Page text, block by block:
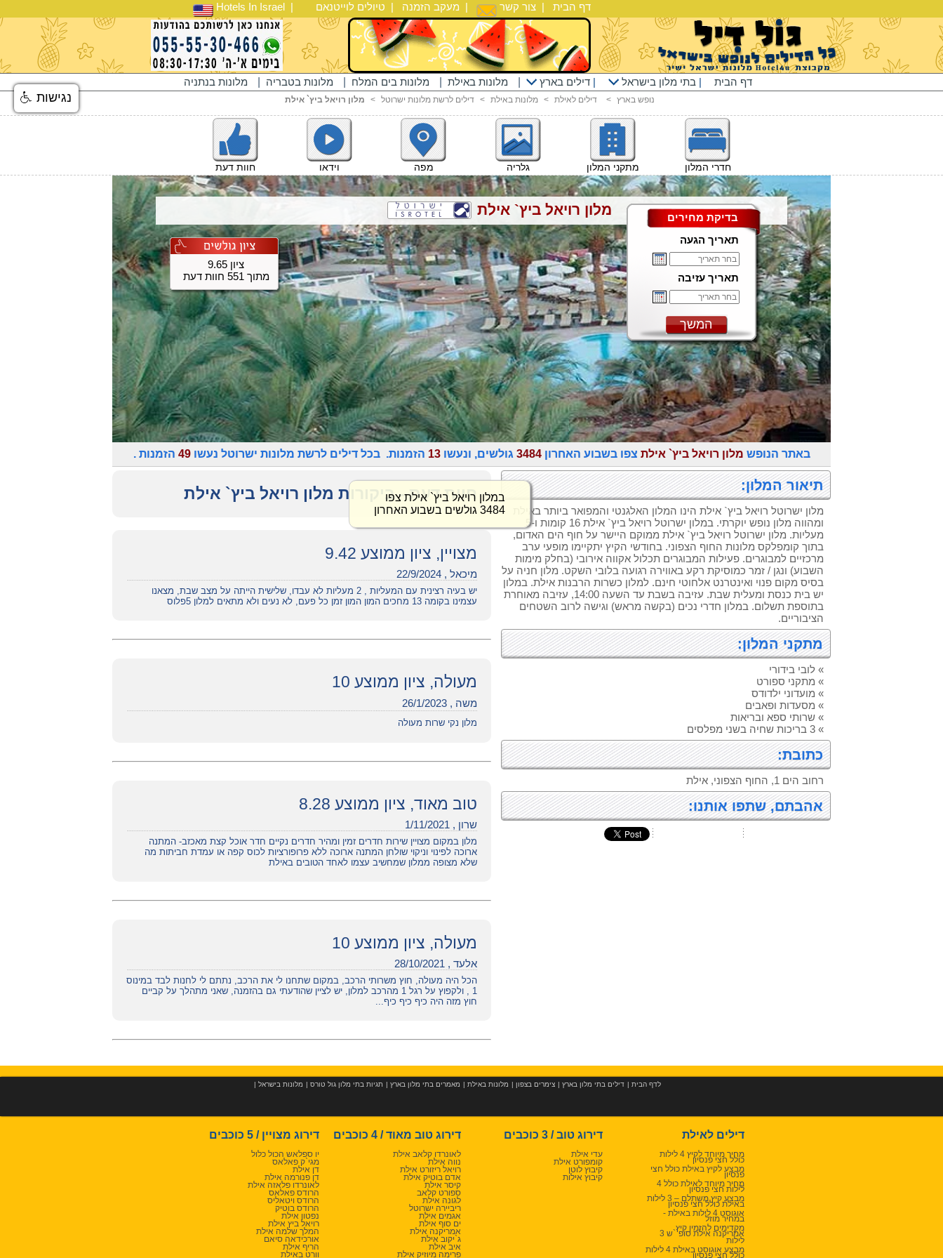
Hotels In Israel | טיולים לוייטנאם | מעקב הזמנה | צור קשר | דף הבית
מלונות בנתניה מלונות בטבריה מלונות בים המלח מלונות באילת דילים בארץ | בתי מלון בישראל | דף הבית
מלון רויאל ביץ` אילת < דילים לרשת מלונות ישרוטל < מלונות באילת < דילים לאילת < נופש בארץ
חוות דעת וידאו מפה גלריה מתקני המלון חדרי המלון
מלון רויאל ביץ` אילת
ציון 9.65
מתוך 551 חוות דעת
בדיקת מחירים
תאריך הגעה
תאריך עזיבה
המשך
באתר הנופש מלון רויאל ביץ` אילת צפו בשבוע האחרון3484 גולשים, ונעשו13 הזמנות. בכל דילים לרשת מלונות ישרוטל נעשו49 הזמנות .
חוות דעת - ביקורות מלון רויאל ביץ` אילת
מצויין, ציון ממוצע 9.42
מיכאל , 22/9/2024
יש בעיה רצינית עם המעליות , 2 מעליות לא עבדו, שלישית הייתה על מצב שבת, מצאנו
עצמינו בקומה 13 מחכים המון המון זמן כל פעם, לא נעים ולא מתאים למלון 5פלוס
מעולה, ציון ממוצע 10
משה , 26/1/2023
מלון נקי שרות מעולה
טוב מאוד, ציון ממוצע 8.28
שרון , 1/11/2021
מלון במקום מצויין שירות חדרים זמין ומהיר חדרים נקיים חדר אוכל קצת מאכזב- המתנה
ארוכה לפינוי וניקוי שולחן המתנה ארוכה ללא פרופורציות לכוס קפה או עמדת חביתות מה
שלא מצופה ממלון שמחשיב עצמו לאחד הטובים באילת
מעולה, ציון ממוצע 10
אלעד , 28/10/2021
הכל היה מעולה, חוץ משרותי הרכב, במקום שתחנו לי את הרכב, נתתם לי לחנות לבד במינוס
1 , ולקפוץ על רגל 1 מהרכב למלון, יש לציין שהודעתי גם בהזמנה, שאני מתהלך על קביים
חוץ מזה היה כיף כיף כיף...
תיאור המלון:
מלון ישרוטל רויאל ביץ` אילת הינו המלון האלגנטי והמפואר ביותר באילת
ומהווה מלון נופש יוקרתי. במלון ישרוטל רויאל ביץ` אילת 16 קומות ו-5
מעליות. מלון ישרוטל רויאל ביץ` אילת ממוקם היישר על חוף הים האדום,
בתוך קומפלקס מלונות החוף הצפוני. בחודשי הקיץ יתקיימו מופעי ערב
מרכזיים למבוגרים. פעילות המבוגרים תכלול אקווה אירובי (בחלק מימות
השבוע) ונגן / זמר כמוסיקת רקע באווירה רגועה בלובי השקט. מלון חניה על
בסיס מקום פנוי ואינטרנט אלחוטי חינם. למלון כשרות הרבנות אילת. במלון
יש בית כנסת ומעלית שבת. עזיבה בשבת עד השעה 14:00, עזיבה מאוחרת
בתוספת תשלום. במלון חדרי נכים (בקשה מראש) וגישה לרוב השטחים
הציבוריים.
מתקני המלון:
» לובי בידורי
» מתקני ספורט
» מועדוני ילדודס
» מסעדות ופאבים
» שרותי ספא ובריאות
» 3 בריכות שחיה בשני מפלסים
כתובת:
רחוב הים 1, החוף הצפוני, אילת
אהבתם, שתפו אותנו:
לדף הבית | דילים בתי מלון בארץ | צימרים בצפון | מלונות באילת | מאמרים בתי מלון בארץ | תגיות בתי מלון גול טורס | מלונות בישראל |
דילים לאילת
מחיר מיוחד לקיץ 4 לילות
כולל חצי פנסיון
מבצע לקיץ באילת כולל חצי
פנסיון
מחיר מיוחד לאילת כולל 4
לילות חצי פנסיון
מבצע קיץ משתלם – 3 לילות
באילת כולל חצי פנסיון
אוגוסט 4 לילות באילת -
במחיר מוזל
מקדימים להזמין קיץ
אמריקנה אילת סופ``ש 3
לילות
מבצע אוגוסט באילת 4 לילות
דירוג טוב / 3 כוכבים
עדי אילת
קומפורט אילת
קיבוץ לוטן
קיבוץ אילות
דירוג טוב מאוד / 4 כוכבים
לאונרדו קלאב אילת
נווה אילת
רויאל ריזורט אילת
אדם בוטיק אילת
קיסר אילת
ספורט קלאב
לגונה אילת
ריביירה ישרוטל
אגמים אילת
ים סוף אילת
אמריקנה אילת
ג`יקוב אילת
איב אילת
פרימה מיוזיק אילת
דירוג מצויין / 5 כוכבים
יו ספלאש הכול כלול
מגי`ק פאלאס
דן אילת
דן פנורמה אילת
לאונרדו פלאזה אילת
הרודס פאלאס
הרודס ויטאליס
הרודס בוטיק
נפטון אילת
רויאל ביץ אילת
המלך שלמה אילת
אורכידאה סיאם
הריף אילת
וורט באילת
נגישות